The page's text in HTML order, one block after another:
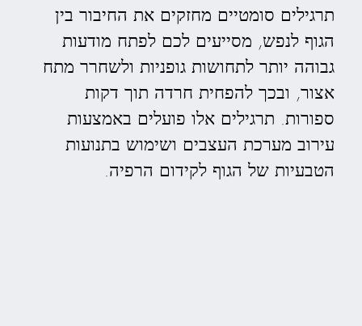
תרגילים סומטיים מחזקים את החיבור בין
הגוף לנפש, מסייעים לכם לפתח מודעות
גבוהה יותר לתחושות גופניות ולשחרר מתח
אצור, ובכך להפחית חרדה תוך דקות
ספורות. תרגילים אלו פועלים באמצעות
עירוב מערכת העצבים ושימוש בתנועות
הטבעיות של הגוף לקידום הרפיה.